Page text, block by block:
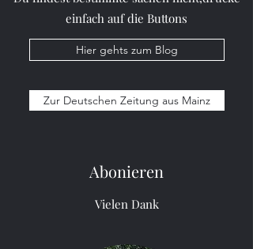
einfach auf die Buttons
Hier gehts zum Blog
Zur Deutschen Zeitung aus Mainz
Abonieren
Vielen Dank